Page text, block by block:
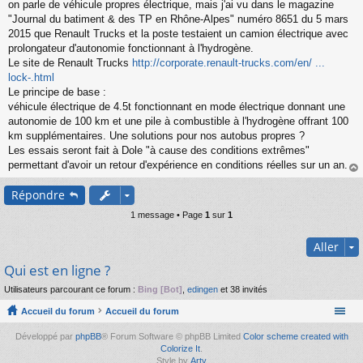
s
s
a
g
e
n
o
n
l
u
on parle de véhicule propres électrique, mais j'ai vu dans le magazine
"Journal du batiment & des TP en Rhône-Alpes" numéro 8651 du 5 mars
2015 que Renault Trucks et la poste testaient un camion électrique avec
prolongateur d'autonomie fonctionnant à l'hydrogène.
Le site de Renault Trucks http://corporate.renault-trucks.com/en/ ...
lock-.html
Le principe de base :
véhicule électrique de 4.5t fonctionnant en mode électrique donnant une
autonomie de 100 km et une pile à combustible à l'hydrogène offrant 100
km supplémentaires. Une solutions pour nos autobus propres ?
Les essais seront fait à Dole "à cause des conditions extrêmes"
permettant d'avoir un retour d'expérience en conditions réelles sur un an.
au
Répondre
1 message • Page 1 sur 1
Aller
Qui est en ligne ?
Utilisateurs parcourant ce forum : Bing [Bot] edingen et 38 invités
Accueil du forum Accueil du forum
Développé par phpBB® Forum Software © phpBB Limited Color scheme created with
Colorize It
Style by Arty